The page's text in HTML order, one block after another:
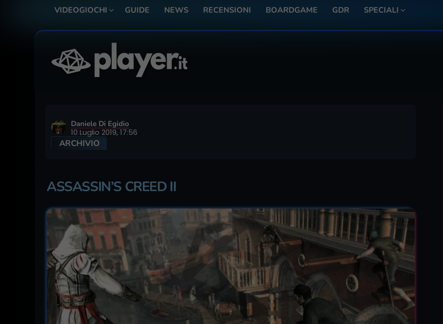
VIDEOGIOCHI GUIDE NEWS RECENSIONI BOARDGAME GDR SPECIALI
Daniele Di Egidio
10 Luglio 2019, 17:56
ARCHIVIO
ASSASSIN’S CREED II